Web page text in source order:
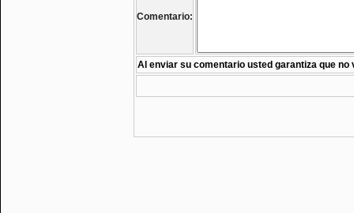
Comentario:
Al enviar su comentario usted garantiza que no